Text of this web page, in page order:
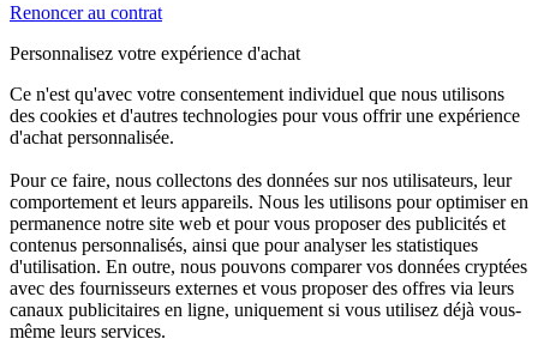
Renoncer au contrat
Personnalisez votre expérience d'achat
Ce n'est qu'avec votre consentement individuel que nous utilisons
des cookies et d'autres technologies pour vous offrir une expérience
d'achat personnalisée.
Pour ce faire, nous collectons des données sur nos utilisateurs, leur
comportement et leurs appareils. Nous les utilisons pour optimiser en
permanence notre site web et pour vous proposer des publicités et
contenus personnalisés, ainsi que pour analyser les statistiques
d'utilisation. En outre, nous pouvons comparer vos données cryptées
avec des fournisseurs externes et vous proposer des offres via leurs
canaux publicitaires en ligne, uniquement si vous utilisez déjà vous-
même leurs services.